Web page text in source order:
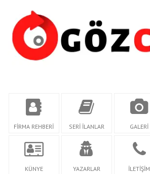
FİRMA REHBERİ SERİ İLANLAR GALERİ
KÜNYE YAZARLAR İLETİŞİM